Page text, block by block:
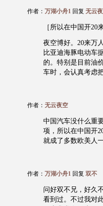
作者： 万湖小舟1 回复 无云
［所以在中国开
夜空博好。20来万
比亚迪海豚电动车
的。特别是目前油
车时，会认真考虑
作者： 无云夜空
中国汽车没什么重
项，所以在中国开
就成了多数欧美人
作者： 万湖小舟1 回复 双不
问好双不兄，好久
看到过。不过我对